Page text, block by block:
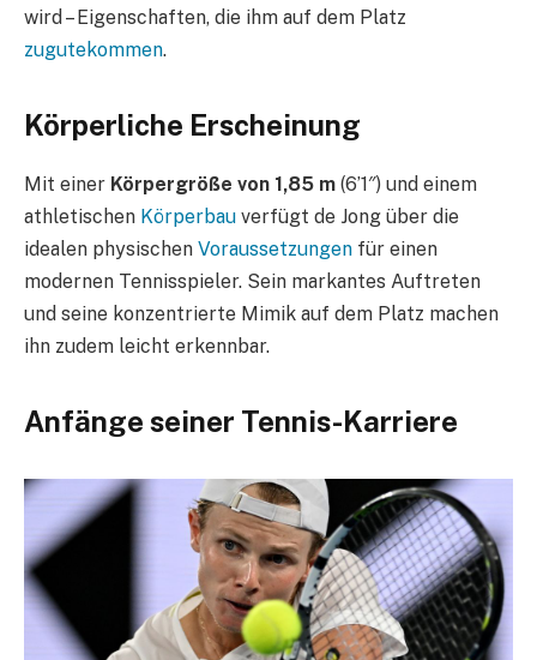
wird – Eigenschaften, die ihm auf dem Platz
zugutekommen.
Körperliche Erscheinung
Mit einer Körpergröße von 1,85 m (6’1″) und einem
athletischen Körperbau verfügt de Jong über die
idealen physischen Voraussetzungen für einen
modernen Tennisspieler. Sein markantes Auftreten
und seine konzentrierte Mimik auf dem Platz machen
ihn zudem leicht erkennbar.
Anfänge seiner Tennis-Karriere